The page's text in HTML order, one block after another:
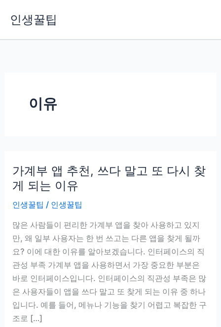
인생꿀팁
이유
가계부 앱 추천, 쓰다 말고 또 다시 찾
게 되는 이유
인생꿀팁 / 인생꿀팁
많은 사람들이 편리한 가계부 앱을 찾아 사용하고 있지
만, 왜 일부 사용자는 한 번 쓰고는 다른 앱을 찾게 될까
요? 이에 대한 이유를 알아보겠습니다. 인터페이스의 직
관성 부족 가계부 앱을 사용하면서 가장 중요한 부분은
바로 인터페이스입니다. 인터페이스의 직관성 부족은 많
은 사용자들이 앱을 쓰다 말고 또 찾게 되는 이유 중 하나
입니다. 예를 들어, 메뉴나 기능을 찾기 어렵고 복잡한 구
조로 […]